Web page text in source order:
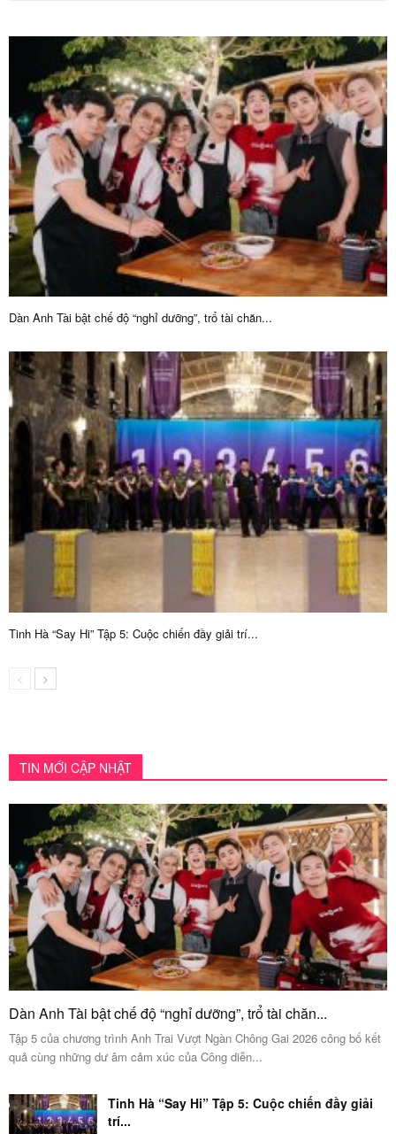
Dàn Anh Tài bật chế độ “nghỉ dưỡng”, trổ tài chăn...
Tinh Hà “Say Hi” Tập 5: Cuộc chiến đầy giải trí...
TIN MỚI CẬP NHẬT
Dàn Anh Tài bật chế độ “nghỉ dưỡng”, trổ tài chăn...
Tập 5 của chương trình Anh Trai Vượt Ngàn Chông Gai 2026 công bố kết
quả cùng những dư âm cảm xúc của Công diễn...
Tinh Hà “Say Hi” Tập 5: Cuộc chiến đầy giải
trí...